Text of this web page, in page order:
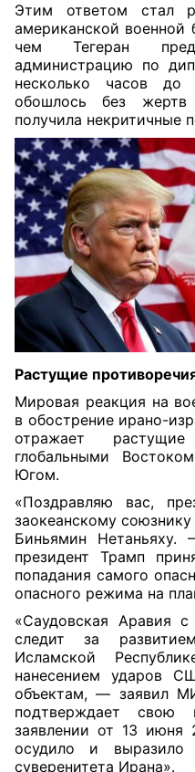
Этим ответом стал
американской военной
чем Тегеран
администрацию по
несколько часов до
обошлось без
получила некритичные
Растущие
Мировая реакция на
в обострение ирано-
отражает
глобальными
Югом.
«Поздравляю вас,
заокеанскому
Биньямин Нетаньяху.
президент Трамп
попадания самого
опасного режима на
«Саудовская Аравия с
следит за
Исламской
нанесением ударов
объектам, — заявил
подтверждает свою
заявлении от 13 июня
осудило и выразило
суверенитета Ирана».